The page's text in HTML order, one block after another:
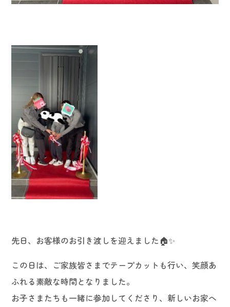
先日、お客様のお引き渡しを迎えました🏠✨
この日は、ご家族皆さまでテープカットも行い、笑顔あ
ふれる素敵な時間となりました。
お子さまたちも一緒に参加してくださり、新しいお家へ